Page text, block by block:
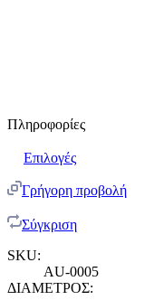
Πληροφορίες
Επιλογές
Γρήγορη προβολή
Σύγκριση
SKU:
AU-0005
ΔΙΑΜΕΤΡΟΣ: